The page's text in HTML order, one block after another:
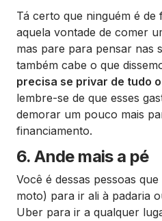
Tá certo que ninguém é
aquela vontade de comer
mas pare para pensar nas
também cabe o que
precisa se privar de tudo
lembre-se de que esses
demorar um pouco mais
financiamento.
6. Ande mais a pé
Você é dessas pessoas
moto) para ir ali à padaria
Uber para ir a qualquer